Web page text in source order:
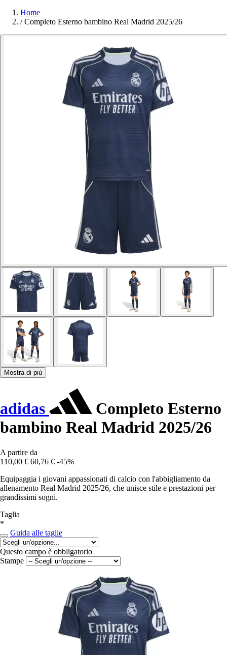
Home
/ Completo Esterno bambino Real Madrid 2025/26
Mostra di più
adidas
Completo Esterno
bambino Real Madrid 2025/26
A partire da
110,00 € 60,76 € -45%
Equipaggia i giovani appassionati di calcio con l'abbigliamento da
allenamento Real Madrid 2025/26, che unisce stile e prestazioni per
grandissimi sogni.
Taglia
*
Guida alle taglie
Questo campo è obbligatorio
Stampe